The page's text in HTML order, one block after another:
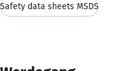
Safety data sheets MSDS